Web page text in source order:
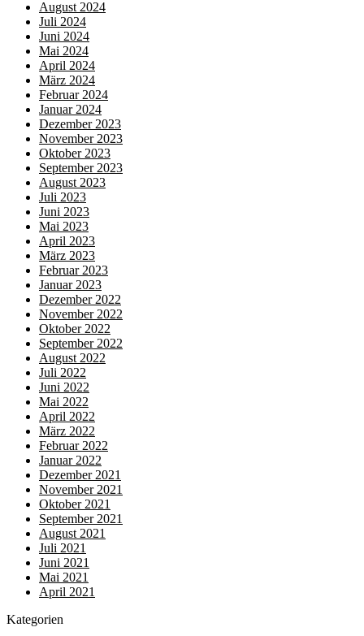
August 2024
Juli 2024
Juni 2024
Mai 2024
April 2024
März 2024
Februar 2024
Januar 2024
Dezember 2023
November 2023
Oktober 2023
September 2023
August 2023
Juli 2023
Juni 2023
Mai 2023
April 2023
März 2023
Februar 2023
Januar 2023
Dezember 2022
November 2022
Oktober 2022
September 2022
August 2022
Juli 2022
Juni 2022
Mai 2022
April 2022
März 2022
Februar 2022
Januar 2022
Dezember 2021
November 2021
Oktober 2021
September 2021
August 2021
Juli 2021
Juni 2021
Mai 2021
April 2021
Kategorien